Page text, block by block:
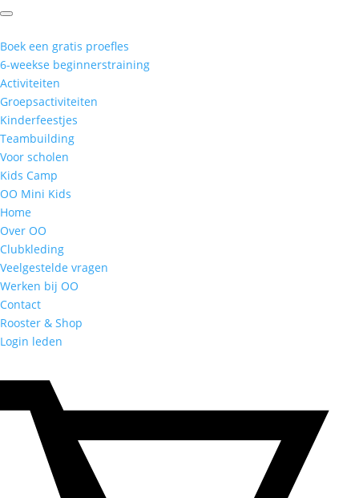
Boek een gratis proefles
6-weekse beginnerstraining
Activiteiten
Groepsactiviteiten
Kinderfeestjes
Teambuilding
Voor scholen
Kids Camp
OO Mini Kids
Home
Over OO
Clubkleding
Veelgestelde vragen
Werken bij OO
Contact
Rooster & Shop
Login leden